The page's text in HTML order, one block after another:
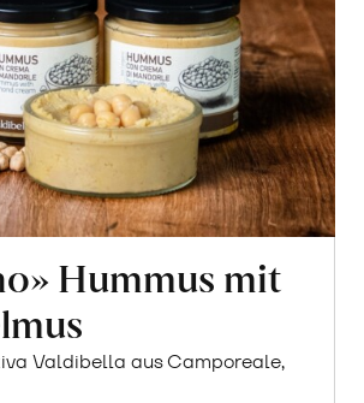
Hummus mit
Valdibella aus Camporeale,